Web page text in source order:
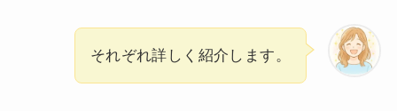
それぞれ詳しく紹介します。